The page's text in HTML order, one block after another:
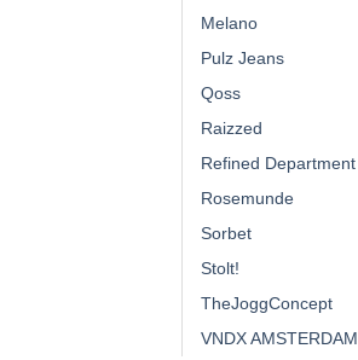
Melano
Pulz Jeans
Qoss
Raizzed
Refined Department
Rosemunde
Sorbet
Stolt!
TheJoggConcept
VNDX AMSTERDAM